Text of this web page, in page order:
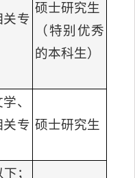
关专
硕士研究生
（特别优秀
的本科生）
、
关专 硕士研究生
；